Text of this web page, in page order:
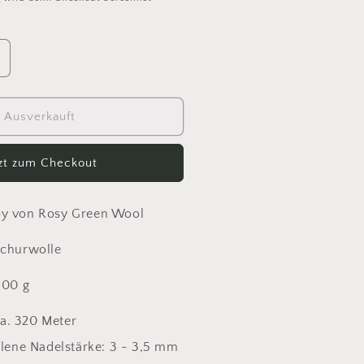
Ausverkauft
zum Checkout
von Rosy Green Wool
g
320 Meter
Nadelstärke: 3 - 3,5 mm